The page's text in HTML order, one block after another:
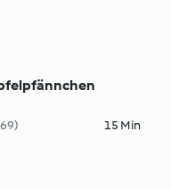
15 Min